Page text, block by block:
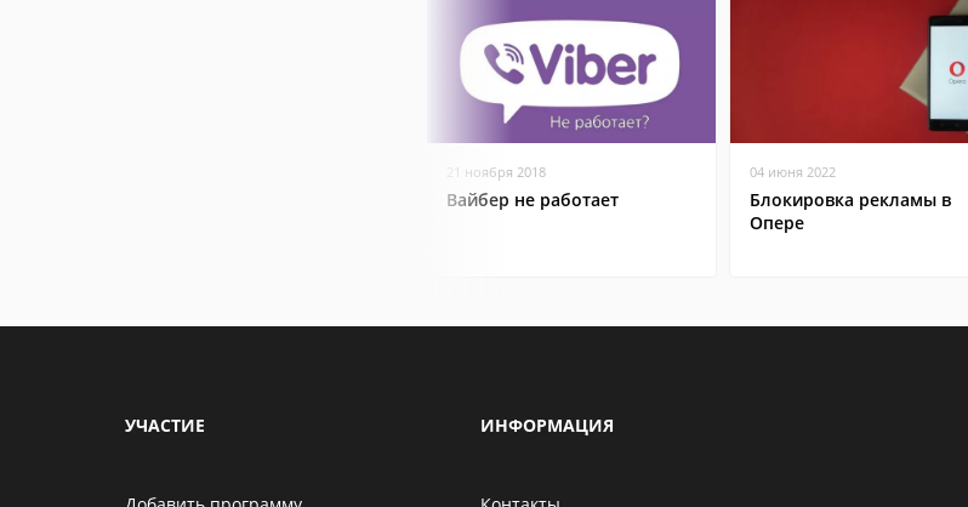
21 ноября 2018
Вайбер не работает
04 июня 2022
Блокировка рекламы в
Опере
УЧАСТИЕ ИНФОРМАЦИЯ